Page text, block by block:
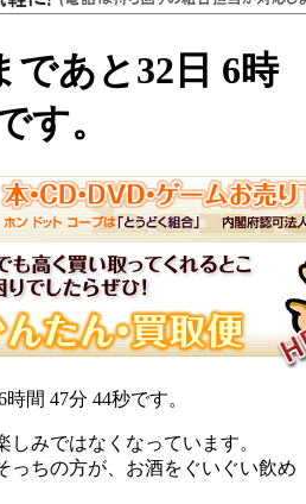
であと32日 6時
す。
間 47分 44秒です。
みではなくなっています。
っちの方が、お酒をぐいぐい飲め